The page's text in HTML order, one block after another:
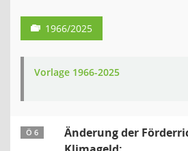
1966/2025
Vorlage 1966-2025
Ö 6
Änderung der